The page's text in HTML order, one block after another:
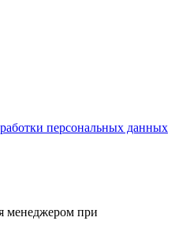
персональных данных
менеджером при